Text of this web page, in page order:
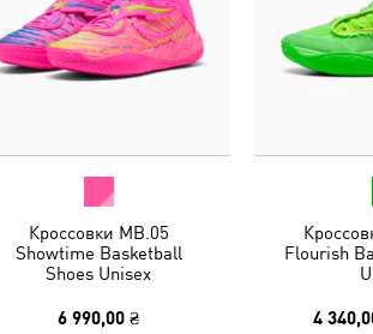
Кроссовки MB.05
Showtime Basketball
Shoes Unisex
6 990,00 ₴
Flourish
4